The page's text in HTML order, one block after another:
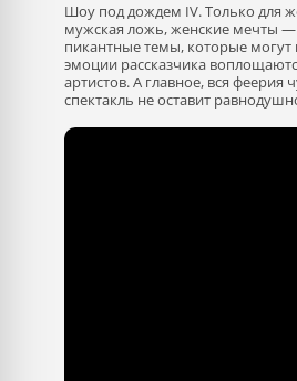
Шоу под дождем IV. Только для
мужская ложь, женские мечты —
пикантные темы, которые
эмоции рассказчика
артистов. А главное, вся
спектакль не оставит